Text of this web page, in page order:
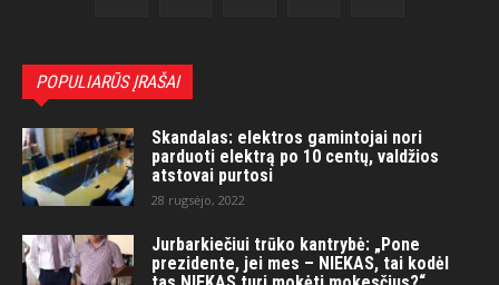
POPULIARŪS ĮRAŠAI
Skandalas: elektros gamintojai nori
parduoti elektrą po 10 centų, valdžios
atstovai purtosi
28 rugsėjo, 2022
Jurbarkiečiui trūko kantrybė: „Pone
prezidente, jei mes – NIEKAS, tai kodėl